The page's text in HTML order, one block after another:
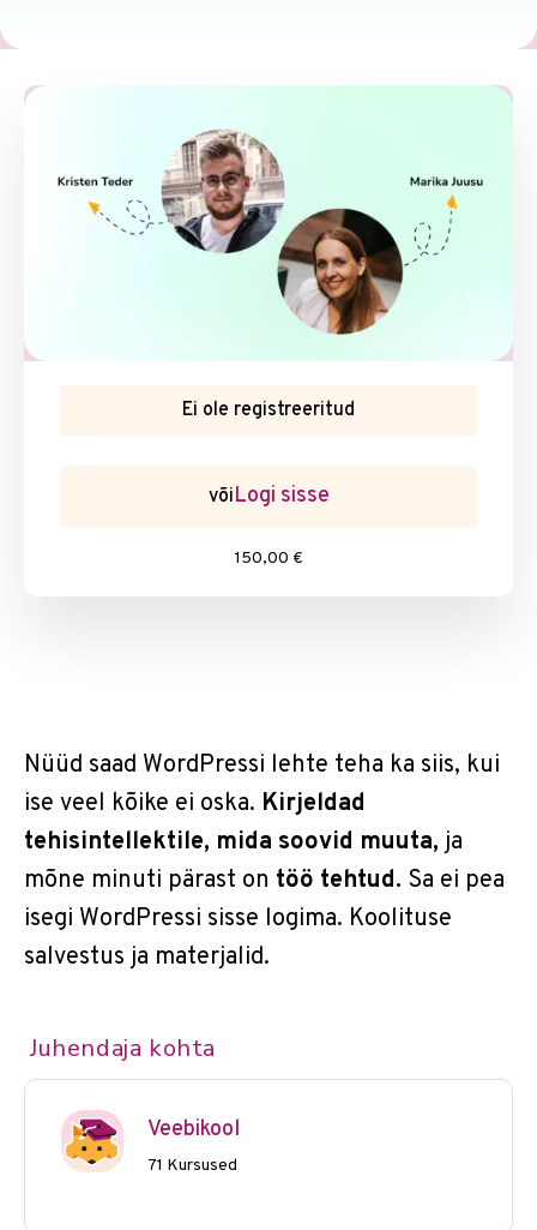
Nüüd saad WordPressi lehte teha ka siis, kui
ise veel kõike ei oska. Kirjeldad
tehisintellektile, mida soovid muuta, ja
mõne minuti pärast on töö tehtud. Sa ei pea
isegi WordPressi sisse logima. Koolituse
salvestus ja materjalid.
Juhendaja kohta
Veebikool
71 Kursused
Ei ole registreeritud
võiLogi sisse
150,00 €